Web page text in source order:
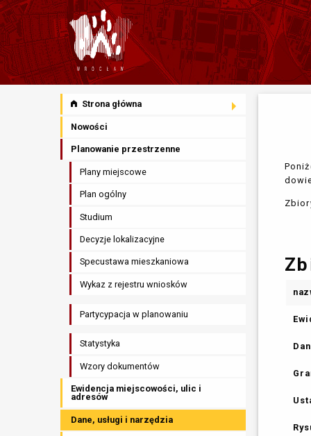
Strona główna
Nowości
Planowanie przestrzenne
Plany miejscowe
Plan ogólny
Studium
Decyzje lokalizacyjne
Specustawa mieszkaniowa
Wykaz z rejestru wniosków
Partycypacja w planowaniu
Statystyka
Wzory dokumentów
Ewidencja miejscowości, ulic i
adresów
Dane, usługi i narzędzia